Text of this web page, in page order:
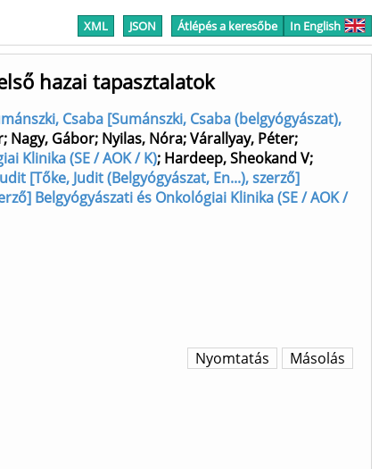
XML JSON Átlépés a keresőbe In English
hazai tapasztalatok
Csaba [Sumánszki, Csaba (belgyógyászat),
; Nagy, Gábor; Nyilas, Nóra;Várallyay, Péter;
Klinika (SE / AOK / K); Hardeep, Sheokand V;
[Tőke, Judit (Belgyógyászat, En...), szerző]
Belgyógyászati és Onkológiai Klinika (SE / AOK /
Másolás
Nyomtatás